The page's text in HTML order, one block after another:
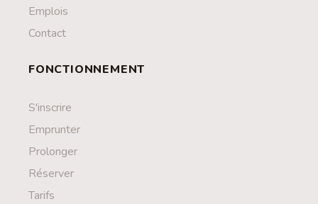
Emplois
Contact
FONCTIONNEMENT
S'inscrire
Emprunter
Prolonger
Réserver
Tarifs